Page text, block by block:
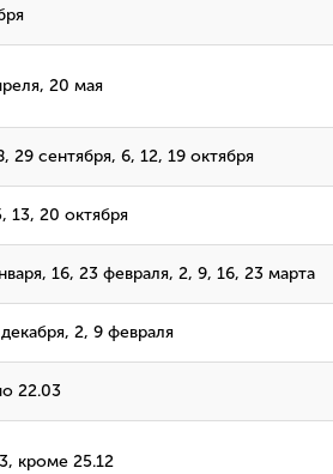
20 мая
29 сентября, 6, 12, 19 октября
13, 20 октября
16, 23 февраля, 2, 9, 16, 23 марта
2, 9 февраля
22.03
кроме 25.12